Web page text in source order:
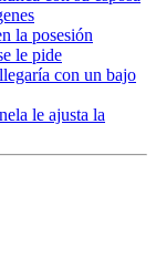
la posesión
le pide
con un bajo
le ajusta la